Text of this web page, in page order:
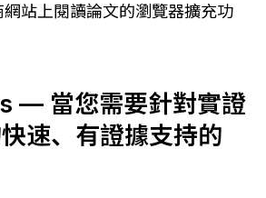
站上閱讀論文的瀏覽器擴充功
— 當您需要針對實證
速、有證據支持的